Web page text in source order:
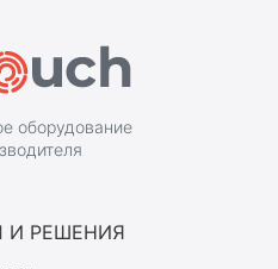
оборудование
И РЕШЕНИЯ